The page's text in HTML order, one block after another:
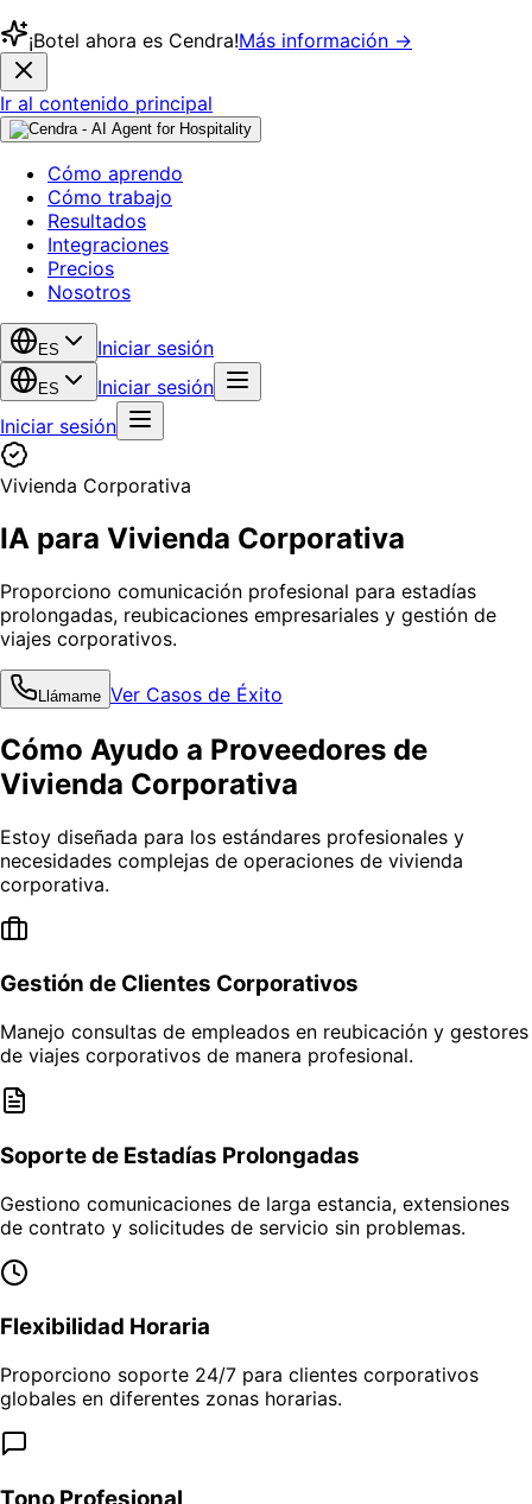
¡Botel ahora es Cendra!Más información →
Ir al contenido principal
Cómo aprendo
Cómo trabajo
Resultados
Integraciones
Precios
Nosotros
ES Iniciar sesión
ES
Iniciar sesión
Iniciar sesión
Vivienda Corporativa
IA para Vivienda Corporativa
Proporciono comunicación profesional para estadías
prolongadas, reubicaciones empresariales y gestión de
viajes corporativos.
Llámame Ver Casos de Éxito
Cómo Ayudo a Proveedores de
Vivienda Corporativa
Estoy diseñada para los estándares profesionales y
necesidades complejas de operaciones de vivienda
corporativa.
Gestión de Clientes Corporativos
Manejo consultas de empleados en reubicación y gestores
de viajes corporativos de manera profesional.
Soporte de Estadías Prolongadas
Gestiono comunicaciones de larga estancia, extensiones
de contrato y solicitudes de servicio sin problemas.
Flexibilidad Horaria
Proporciono soporte 24/7 para clientes corporativos
globales en diferentes zonas horarias.
Tono Profesional